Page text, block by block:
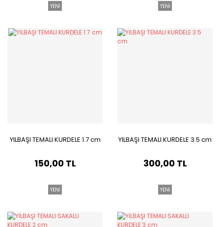
YENİ YENİ
YILBAŞI TEMALI KURDELE 1.7 cm
150,00 TL
YENİ
YILBAŞI TEMALI KURDELE 3.5 cm
300,00 TL
YENİ